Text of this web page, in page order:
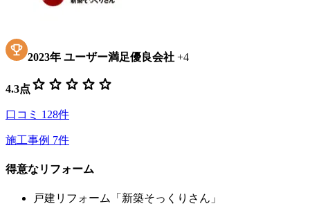
2023年 ユーザー満足優良会社 +4
4.3点 star star star star star
口コミ 128件
施工事例 7件
得意なリフォーム
戸建リフォーム「新築そっくりさん」